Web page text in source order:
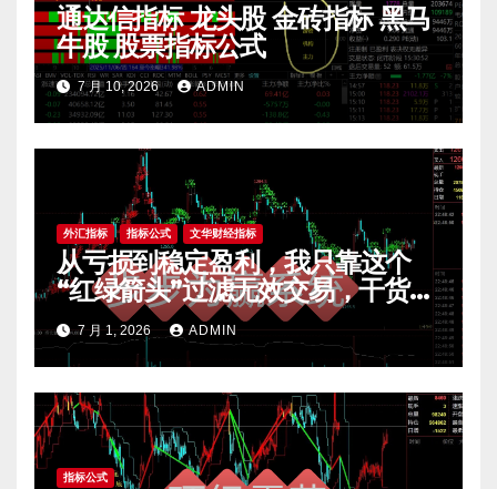
通达信指标 龙头股 金砖指标 黑马
牛股 股票指标公式
7 月 10, 2026 ADMIN
外汇指标 指标公式 文华财经指标
从亏损到稳定盈利，我只靠这个
“红绿箭头”过滤无效交易，干货全
公开 mt4指标
7 月 1, 2026 ADMIN
指标公式